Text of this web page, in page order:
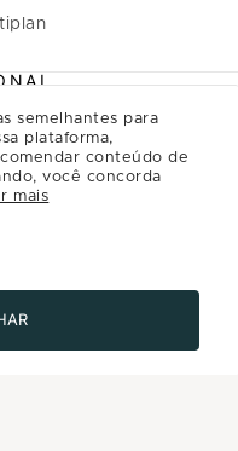
semelhantes para
plataforma,
conteúdo de
você concorda
mais
Abrir